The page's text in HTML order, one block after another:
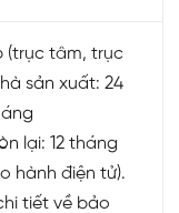
(trục tâm, trục
sản xuất: 24
lại: 12 tháng
hành điện tử).
tiết về bảo